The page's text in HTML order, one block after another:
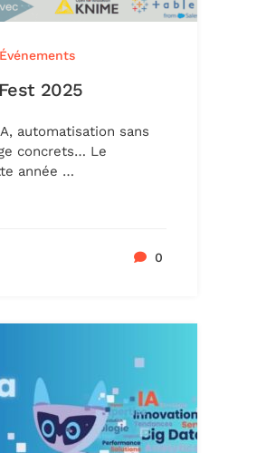
Événements
2025
automatisation sans
concrets… Le
année …
0